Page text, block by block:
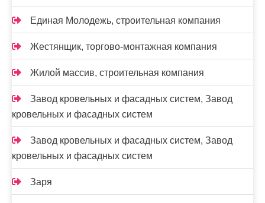
Единая Молодежь, строительная компания
Жестянщик, торгово-монтажная компания
Жилой массив, строительная компания
Завод кровельных и фасадных систем, Завод
кровельных и фасадных систем
Завод кровельных и фасадных систем, Завод
кровельных и фасадных систем
Заря